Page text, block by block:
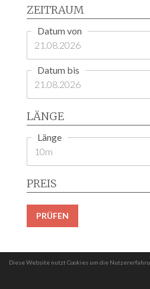
Diese Website nutzt Cookies um die
ZEITRAUM
Datum von
Datum bis
LÄNGE
Länge
PREIS
PRÜFEN